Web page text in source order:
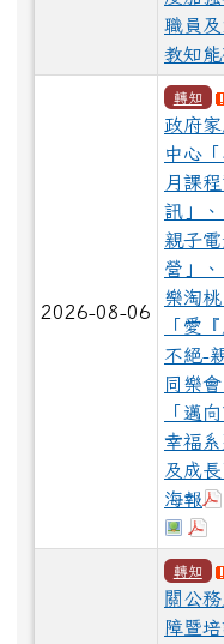
職員
教知能
2026-08-06
轉知
政府
中心
月課
訊」
親子
營」
樂淘桃
「愛
不絕-
同樂會
「邁
幸福
及成長
海報
於
轉知
關公
障暨